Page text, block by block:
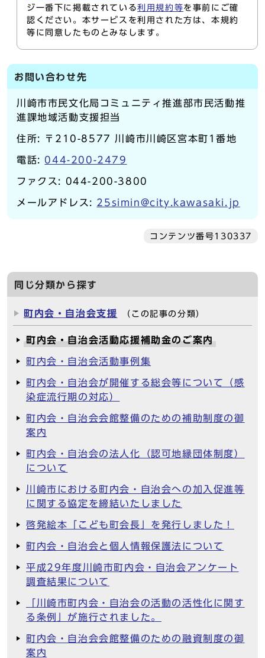
ジ一番下に掲載されている利用規約等を事前にご確
認ください。本サービスを利用された方は、本規約
等に同意したものとみなします。
お問い合わせ先
川崎市市民文化局コミュニティ推進部市民活動推
進課地域活動支援担当
住所: 〒210-8577 川崎市川崎区宮本町1番地
電話: 044-200-2479
ファクス: 044-200-3800
メールアドレス: 25simin@city.kawasaki.jp
コンテンツ番号130337
同じ分類から探す
町内会・自治会支援 （この記事の分類）
町内会・自治会活動応援補助金のご案内
町内会・自治会活動事例集
町内会・自治会が開催する総会等について（感
染症流行期の対応）
町内会・自治会会館整備のための補助制度の御
案内
町内会・自治会の法人化（認可地縁団体制度）
について
川崎市における町内会・自治会への加入促進等
に関する協定を締結いたしました
啓発絵本「こども町会長」を発行しました！
町内会・自治会と個人情報保護法について
平成29年度川崎市町内会・自治会アンケート
調査結果について
「川崎市町内会・自治会の活動の活性化に関す
る条例」が施行されました。
町内会・自治会会館整備のための融資制度の御
案内